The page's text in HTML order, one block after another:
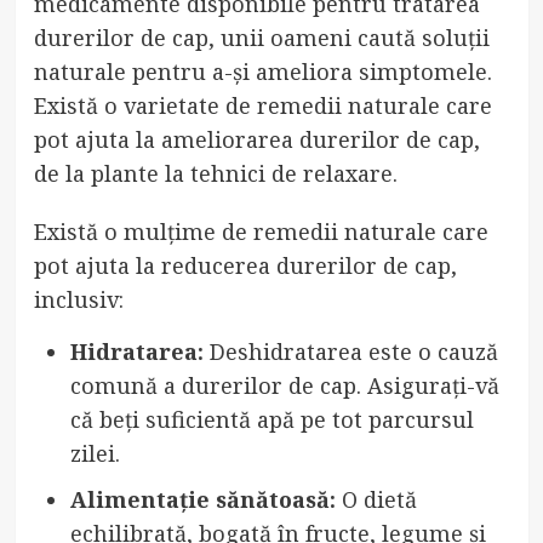
durerilor de cap, unii oameni caută soluții
naturale pentru a-și ameliora simptomele.
Există o varietate de remedii naturale care
pot ajuta la ameliorarea durerilor de cap,
de la plante la tehnici de relaxare.
Există o mulțime de remedii naturale care
pot ajuta la reducerea durerilor de cap,
inclusiv:
Hidratarea: Deshidratarea este o cauză
comună a durerilor de cap. Asigurați-vă
că beți suficientă apă pe tot parcursul
zilei.
Alimentație sănătoasă: O dietă
echilibrată, bogată în fructe, legume și